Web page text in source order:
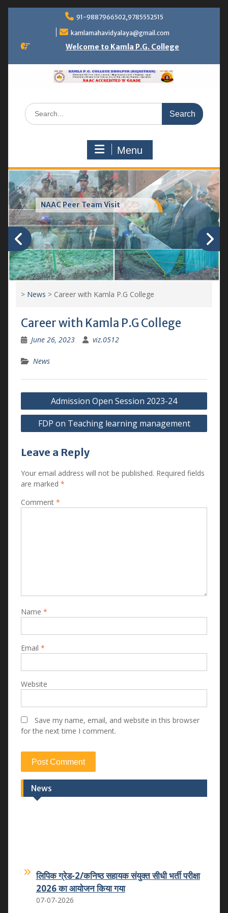
91-9887966502,9785552515
kamlamahavidyalaya@gmail.com
Welcome to Kamla P.G. College
Search
for:
Menu
Greenhouse & vermicompost
> News > Career with Kamla P.G College
Career with Kamla P.G College
June 26, 2023 viz.0512
News
Post
navigation
Admission Open Session 2023-24
FDP on Teaching learning management
Leave a Reply
Your email address will not be published. Required fields
are marked *
Comment *
Name *
Email *
Website
Save my name, email, and website in this browser
for the next time I comment.
News
लिपिक ग्रेड-2/कनिष्ठ सहायक संयुक्त सीधी भर्ती परीक्षा
2026 का आयोजन किया गया
07-07-2026